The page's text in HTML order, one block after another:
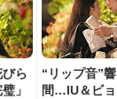
ら
」
“リップ音”
間…IU＆ビ